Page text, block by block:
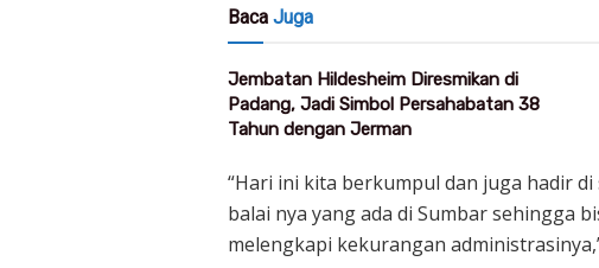
Baca Juga
Jembatan Hildesheim Diresmikan di
Padang, Jadi Simbol Persahabatan 38
Tahun dengan Jerman
“Hari ini kita berkumpul dan juga hadir
balai nya yang ada di Sumbar sehingga
melengkapi kekurangan